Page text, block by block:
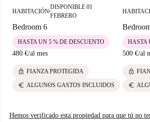
HABITACIÓN■
DISPONIBLE 01
FEBRERO
Bedroom 6
480 €/al mes
HASTA UN 5 % DE DESCUENTO
lock FIANZA PROTEGIDA
euro ALGUNOS GASTOS INCLUIDOS
500 €/al
HASTA
lock
euro
Hemos verificado esta propiedad para que tú no